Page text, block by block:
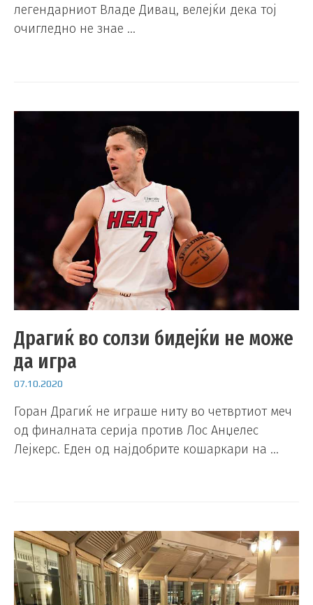
легендарниот Владе Дивац, велејќи дека тој
очигледно не знае …
Драгиќ во солзи бидејќи не може
да игра
07.10.2020
Горан Драгиќ не играше ниту во четвртиот меч
од финалната серија против Лос Анџелес
Лејкерс. Еден од најдобрите кошаркари на …